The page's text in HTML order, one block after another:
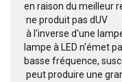
en raison du meilleur
 ne produit pas dUV
 à l'inverse d'une
lampe à LED n'émet
basse fréquence,
 peut produire une